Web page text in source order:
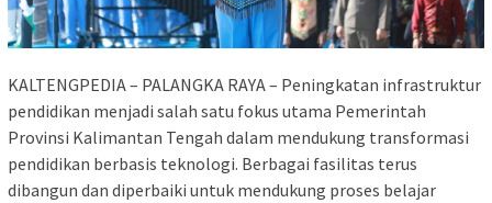
KALTENGPEDIA – PALANGKA RAYA – Peningkatan infrastruktur
pendidikan menjadi salah satu fokus utama Pemerintah
Provinsi Kalimantan Tengah dalam mendukung transformasi
pendidikan berbasis teknologi. Berbagai fasilitas terus
dibangun dan diperbaiki untuk mendukung proses belajar